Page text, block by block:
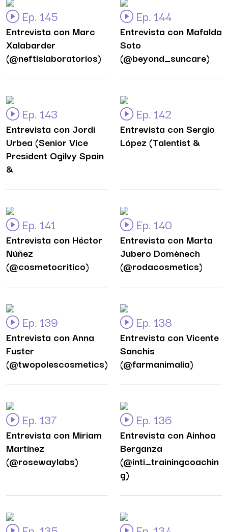
Ep. 145
Entrevista con Marc
Xalabarder
(@neftislaboratorios)
Ep. 144
Entrevista con Mafalda
Soto
(@beyond_suncare)
Ep. 143
Entrevista con Jordi
Urbea (Senior Vice
President Ogilvy Spain
&
Ep. 142
Entrevista con Sergio
López (Talentist &
Ep. 141
Entrevista con Héctor
Núñez
(@cosmetocritico)
Ep. 140
Entrevista con Marta
Jubero Domènech
(@rodacosmetics)
Ep. 139
Entrevista con Anna
Fuster
(@twopolescosmetics)
Ep. 138
Entrevista con Vicente
Sanchis
(@farmanimalia)
Ep. 137
Entrevista con Miriam
Martínez
(@rosewaylabs)
Ep. 136
Entrevista con Ainhoa
Berganza
(@inti_trainingcoachin
g)